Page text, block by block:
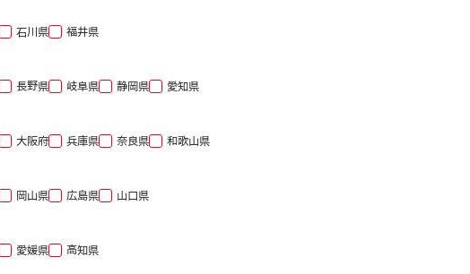
石川県 福井県
長野県 岐阜県 静岡県 愛知県
大阪府 兵庫県 奈良県 和歌山県
岡山県 広島県 山口県
愛媛県 高知県